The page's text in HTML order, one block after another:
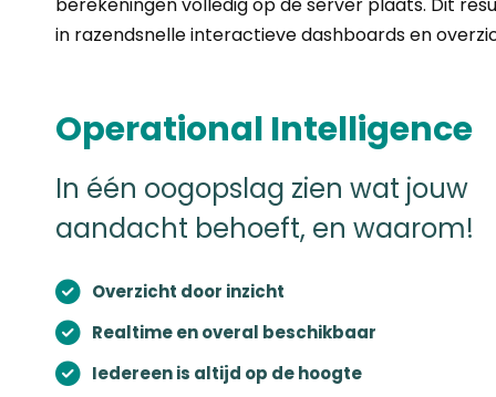
in razendsnelle interactieve dashboards en
Operational Intelligence
In één oogopslag zien wat jouw
aandacht behoeft, en waarom!
Overzicht door inzicht
Realtime en overal beschikbaar
Iedereen is altijd op de hoogte